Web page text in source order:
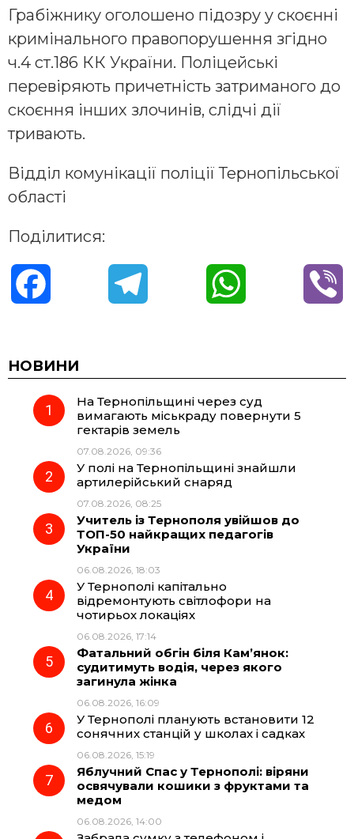
Грабіжнику оголошено підозру у скоєнні
кримінального правопорушення згідно
ч.4 ст.186 КК України. Поліцейські
перевіряють причетність затриманого до
скоєння інших злочинів, слідчі дії
тривають.
Відділ комунікації поліції Тернопільської
області
Поділитися:
c
e
o
o
e
r
a
t
p
НОВИНИ
На Тернопільщині через суд
вимагають міськраду повернути 5
гектарів земель
07.08.2026, 09:36
У полі на Тернопільщині знайшли
артилерійський снаряд
07.08.2026, 08:25
Учитель із Тернополя увійшов до
ТОП-50 найкращих педагогів
України
06.08.2026, 18:03
У Тернополі капітально
відремонтують світлофори на
чотирьох локаціях
06.08.2026, 17:14
Фатальний обгін біля Кам’янок:
судитимуть водія, через якого
загинула жінка
06.08.2026, 16:09
У Тернополі планують встановити 12
сонячних станцій у школах і садках
06.08.2026, 15:19
Яблучний Спас у Тернополі: віряни
освячували кошики з фруктами та
медом
06.08.2026, 14:00